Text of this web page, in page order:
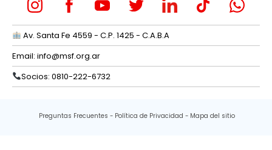
Av. Santa Fe 4559 - C.P. 1425 - C.A.B.A
Email: info@msf.org.ar
Socios: 0810-222-6732
Preguntas Frecuentes Política de Privacidad Mapa del sitio